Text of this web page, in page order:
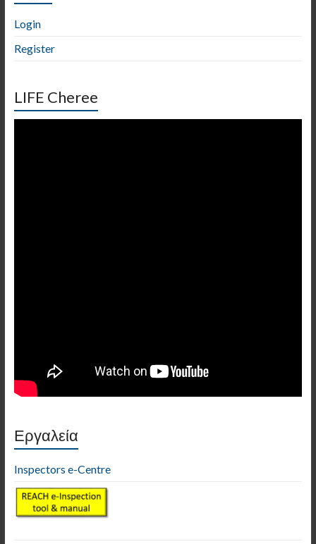
Login
Register
LIFE Cheree
Εργαλεία
Inspectors e-Centre